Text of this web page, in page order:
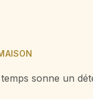
sonne un